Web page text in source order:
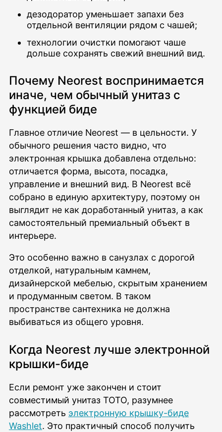
дезодоратор уменьшает запахи без
отдельной вентиляции рядом с чашей;
технологии очистки помогают чаше
дольше сохранять свежий внешний вид.
Почему Neorest воспринимается
иначе, чем обычный унитаз с
функцией биде
Главное отличие Neorest — в цельности. У
обычного решения часто видно, что
электронная крышка добавлена отдельно:
отличается форма, высота, посадка,
управление и внешний вид. В Neorest всё
собрано в единую архитектуру, поэтому он
выглядит не как доработанный унитаз, а как
самостоятельный премиальный объект в
интерьере.
Это особенно важно в санузлах с дорогой
отделкой, натуральным камнем,
дизайнерской мебелью, скрытым хранением
и продуманным светом. В таком
пространстве сантехника не должна
выбиваться из общего уровня.
Когда Neorest лучше электронной
крышки-биде
Если ремонт уже закончен и стоит
совместимый унитаз TOTO, разумнее
рассмотреть электронную крышку-биде
Washlet. Это практичный способ получить